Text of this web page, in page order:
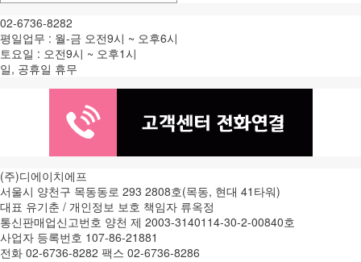
02-6736-8282
평일업무 : 월-금 오전9시 ~ 오후6시
토요일 : 오전9시 ~ 오후1시
일, 공휴일 휴무
(주)디에이치에프
서울시 양천구 목동동로 293 2808호(목동, 현대 41타워)
대표 유기춘 / 개인정보 보호 책임자 류옥정
통신판매업신고번호 양천 제 2003-3140114-30-2-00840호
사업자 등록번호 107-86-21881
전화 02-6736-8282 팩스 02-6736-8286